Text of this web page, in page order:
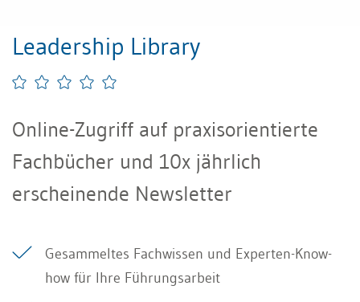
Leadership Library
Online-Zugriff auf praxisorientierte
Fachbücher und 10x jährlich
erscheinende Newsletter
Gesammeltes Fachwissen und Experten-Know-
how für Ihre Führungsarbeit